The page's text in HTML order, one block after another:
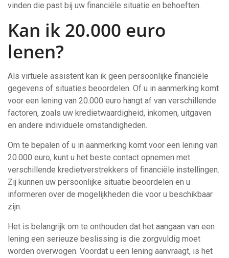
vinden die past bij uw financiële situatie en behoeften.
Kan ik 20.000 euro
lenen?
Als virtuele assistent kan ik geen persoonlijke financiële
gegevens of situaties beoordelen. Of u in aanmerking komt
voor een lening van 20.000 euro hangt af van verschillende
factoren, zoals uw kredietwaardigheid, inkomen, uitgaven
en andere individuele omstandigheden.
Om te bepalen of u in aanmerking komt voor een lening van
20.000 euro, kunt u het beste contact opnemen met
verschillende kredietverstrekkers of financiële instellingen.
Zij kunnen uw persoonlijke situatie beoordelen en u
informeren over de mogelijkheden die voor u beschikbaar
zijn.
Het is belangrijk om te onthouden dat het aangaan van een
lening een serieuze beslissing is die zorgvuldig moet
worden overwogen. Voordat u een lening aanvraagt, is het